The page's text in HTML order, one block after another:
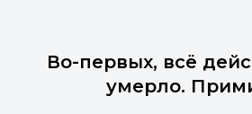
Во-первых, всё
умерло.